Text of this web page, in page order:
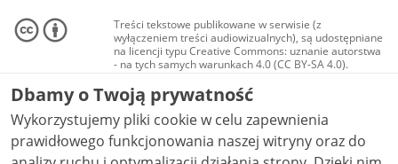
Treści tekstowe publikowane w serwisie (z
wyłączeniem treści audiowizualnych), są udostępniane
na licencji typu Creative Commons: uznanie autorstwa
- na tych samych warunkach 4.0 (CC BY-SA 4.0).
Materiały audiowizualne, w tym zdjęcia, materiały
audio i wideo, są udostępniane na licencji typu
Creative Commons: uznanie autorstwa użycie
niekomercyjne - bez utworów zależnych 4.0 (CC BY-
NC-ND 4.0), o ile nie jest to stwierdzone inaczej.
Dbamy o Twoją prywatność
Wykorzystujemy pliki cookie w celu zapewnienia
prawidłowego funkcjonowania naszej witryny oraz do